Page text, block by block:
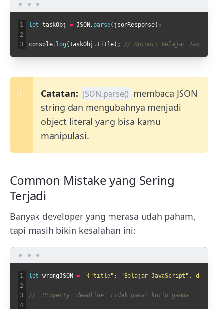
1
2
3
let taskObj = JSON. parse( jsonResponse) ;
console. log (taskObj .title) ; // Output: Belajar
Catatan: JSON.parse() membaca JSON
string dan mengubahnya menjadi
object literal yang bisa kamu
manipulasi.
Common Mistake yang Sering
Terjadi
Banyak developer yang merasa udah paham,
tapi masih bikin kesalahan ini:
1
2
3
4
let wrongJSON = '{"title": "Belajar JavaScript",
//  Property "deadline" tidak pakai kutip ganda